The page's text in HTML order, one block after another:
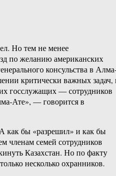
Но тем не менее
по желанию американских
консульства в
критически важных задач,
госслужащих — сотрудников
Ате», — говорится в
как бы «разрешил» и как бы
членам семей сотрудников
Казахстан. Но по факту
несколько охранников.